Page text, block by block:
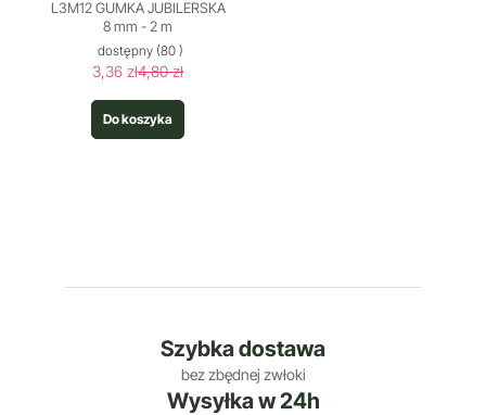
L3M12 GUMKA JUBILERSKA
8 mm - 2 m
dostępny (80 )
3,36 zł4,80 zł
Do koszyka
Szybkadostawa
bez zbędnej zwłoki
Wysyłka w24h